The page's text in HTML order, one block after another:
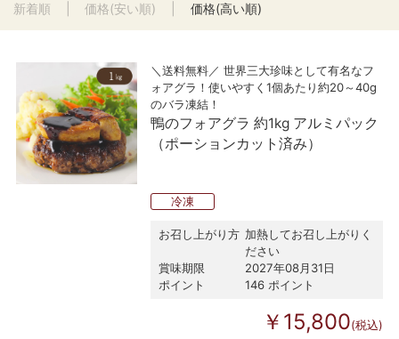
新着順 価格(安い順) 価格(高い順)
＼送料無料／ 世界三大珍味として有名なフ
ォアグラ！使いやすく1個あたり約20～40g
のバラ凍結！
鴨のフォアグラ 約1kg アルミパック
（ポーションカット済み）
冷凍
お召し上がり方 加熱してお召し上がりく
ださい
賞味期限
2027年08月31日
ポイント
146 ポイント
￥15,800(税込)